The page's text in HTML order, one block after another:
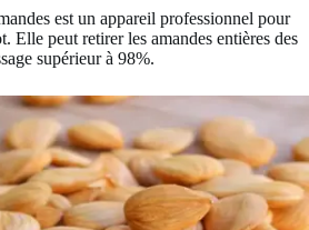
est un appareil professionnel pour
Elle peut retirer les amandes entières des
supérieur à 98%.